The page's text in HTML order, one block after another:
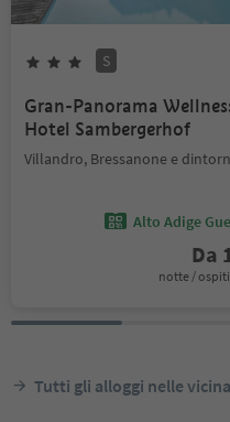
S
Gran-Panorama
Hotel Sambergerhof
Villandro, Bressanone e
Alto Adige
Da
notte / ospiti
Tutti gli alloggi nelle